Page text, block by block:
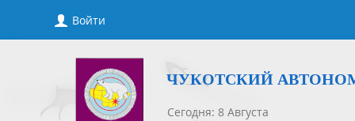
Войти
ЧУКОТСКИЙ
Сегодня: 8 Августа